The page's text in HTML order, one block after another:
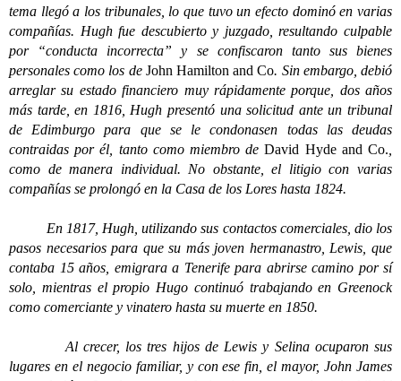
tema llegó a los tribunales, lo que tuvo un efecto dominó en varias
compañías. Hugh fue descubierto y juzgado, resultando culpable
por “conducta incorrecta” y se confiscaron tanto sus bienes
personales como los de John Hamilton and Co. Sin embargo, debió
arreglar su estado financiero muy rápidamente porque, dos años
más tarde, en 1816, Hugh presentó una solicitud ante un tribunal
de Edimburgo para que se le condonasen todas las deudas
contraidas por él, tanto como miembro deDavid Hyde and Co.
como de manera individual. No obstante, el litigio con varias
compañías se prolongó en la Casa de los Lores hasta 1824.
En 1817, Hugh, utilizando sus contactos comerciales, dio los
pasos necesarios para que su más joven hermanastro, Lewis, que
contaba 15 años, emigrara a Tenerife para abrirse camino por sí
solo, mientras el propio Hugo continuó trabajando en Greenock
como comerciante y vinatero hasta su muerte en 1850.
Al crecer, los tres hijos de Lewis y Selina ocuparon sus
lugares en el negocio familiar, y con ese fin, el mayor, John James